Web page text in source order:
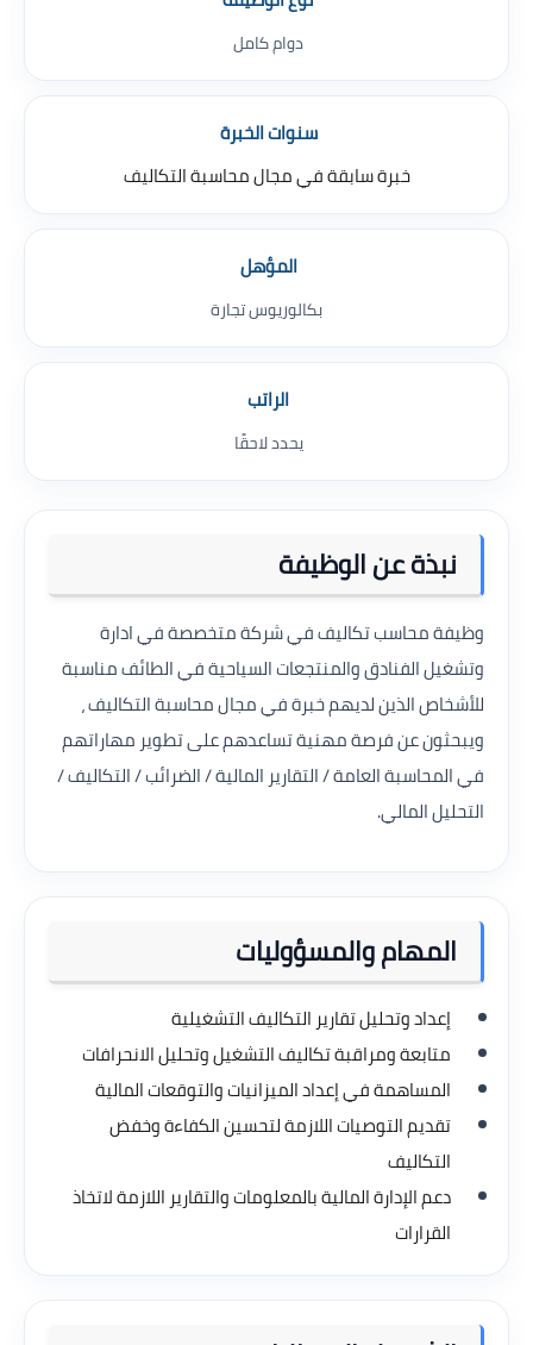
دوام كامل
سنوات الخبرة
خبرة سابقة في مجال محاسبة التكاليف
المؤهل
بكالوريوس تجارة
الراتب
يحدد لاحقًا
نبذة عن الوظيفة
وظيفة محاسب تكاليف في شركة متخصصة في ادارة
وتشغيل الفنادق والمنتجعات السياحية في الطائف مناسبة
للأشخاص الذين لديهم خبرة في مجال محاسبة التكاليف ،
ويبحثون عن فرصة مهنية تساعدهم على تطوير مهاراتهم
في المحاسبة العامة / التقارير المالية / الضرائب / التكاليف /
التحليل المالي.
المهام والمسؤوليات
إعداد وتحليل تقارير التكاليف التشغيلية
متابعة ومراقبة تكاليف التشغيل وتحليل الانحرافات
المساهمة في إعداد الميزانيات والتوقعات المالية
تقديم التوصيات اللازمة لتحسين الكفاءة وخفض
التكاليف
دعم الإدارة المالية بالمعلومات والتقارير اللازمة لاتخاذ
القرارات